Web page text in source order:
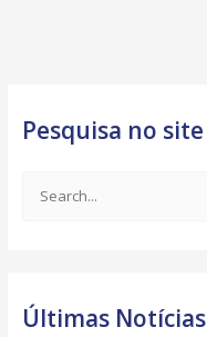
Pesquisa no site
cÚltimas Notícias